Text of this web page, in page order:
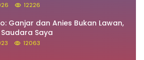
12226
Ganjar dan Anies Bukan Lawan,
Saya
12063